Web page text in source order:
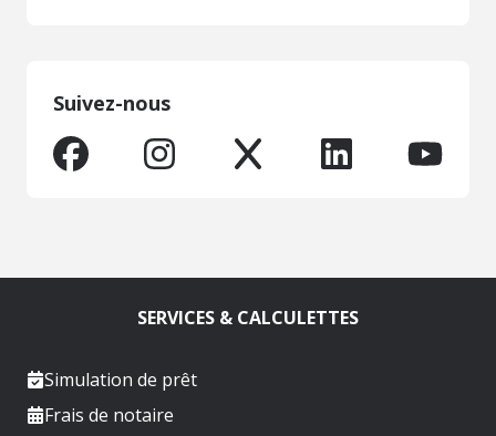
Suivez-nous
SERVICES & CALCULETTES
Simulation de prêt
Frais de notaire